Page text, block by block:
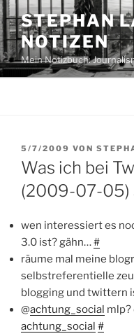
Zum
Inhalt
springen
STEPHAN
NOTIZEN
Mein Notizbuch:
VERÖFFENTLICHT
AM
5/7/2009 VON
Was ich bei
(2009-07-05)
wen interessiert es
3.0 ist? gähn…#
räume mal meine
selbstreferentielle
blogging und twittern
@achtung_social mlp?
achtung_social #